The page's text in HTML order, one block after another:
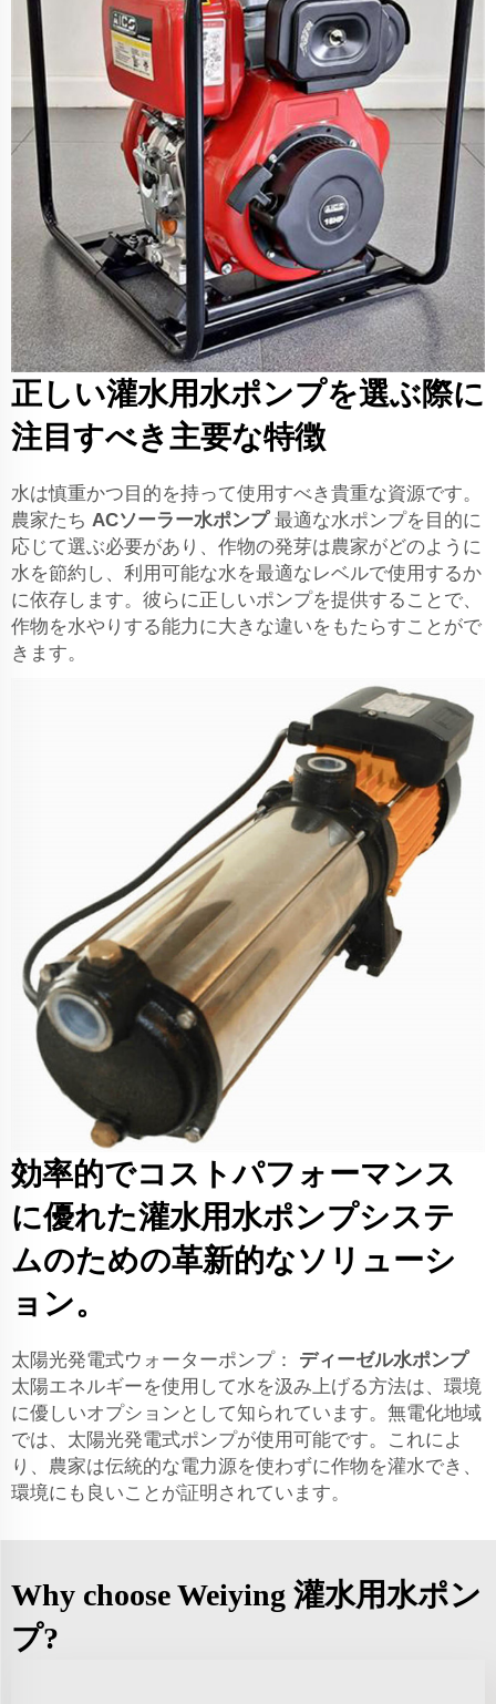
正しい灌水用水ポンプを選ぶ際に
注目すべき主要な特徴
水は慎重かつ目的を持って使用すべき貴重な資源です。
農家たち ACソーラー水ポンプ 最適な水ポンプを目的に
応じて選ぶ必要があり、作物の発芽は農家がどのように
水を節約し、利用可能な水を最適なレベルで使用するか
に依存します。彼らに正しいポンプを提供することで、
作物を水やりする能力に大きな違いをもたらすことがで
きます。
効率的でコストパフォーマンス
に優れた灌水用水ポンプシステ
ムのための革新的なソリューシ
ョン。
太陽光発電式ウォーターポンプ： ディーゼル水ポンプ
太陽エネルギーを使用して水を汲み上げる方法は、環境
に優しいオプションとして知られています。無電化地域
では、太陽光発電式ポンプが使用可能です。これによ
り、農家は伝統的な電力源を使わずに作物を灌水でき、
環境にも良いことが証明されています。
Why choose Weiying 灌水用水ポン
プ?